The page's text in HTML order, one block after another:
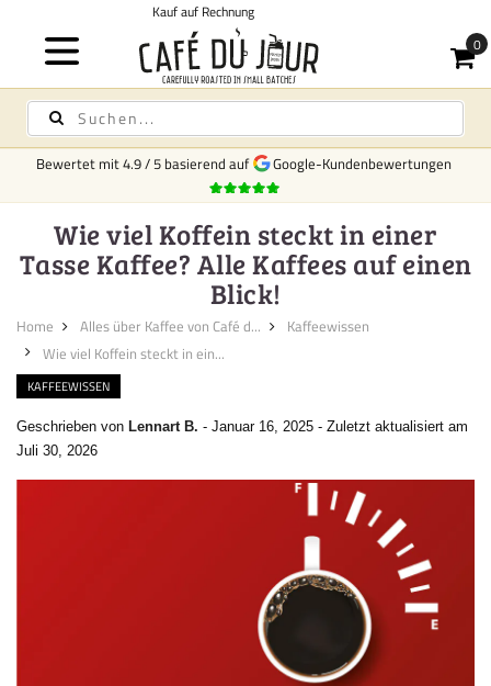
Bewertet mit4.9/5 basierend auf Google-Kundenbewertungen
Wie viel Koffein steckt in einer
Tasse Kaffee? Alle Kaffees auf einen
Blick!
Home Alles über Kaffee von Café d...
Kaffeewissen
Wie viel Koffein steckt in ein...
KAFFEEWISSEN
Geschrieben von Lennart B. - Januar 16, 2025 - Zuletzt aktualisiert am
Juli 30, 2026